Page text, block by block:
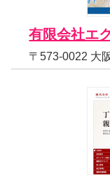
有限会社エ
〒573-0022 大